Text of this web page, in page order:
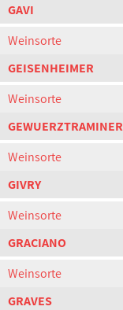
GAVI
Weinsorte
GEISENHEIMER
Weinsorte
GEWUERZTRAMINER
Weinsorte
GIVRY
Weinsorte
GRACIANO
Weinsorte
GRAVES